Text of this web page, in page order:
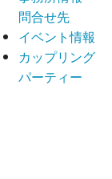
問合せ先
イベント情報
カップリング
パーティー